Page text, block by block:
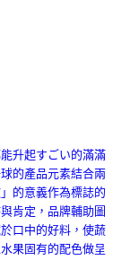
升起すごい的滿滿
的產品元素結合兩
的意義作為標誌的
肯定，品牌輔助圖
口中的好料，使蔬
果固有的配色做呈